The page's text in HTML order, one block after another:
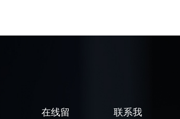
在线留
联系我